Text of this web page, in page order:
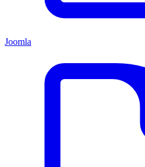
Joomla